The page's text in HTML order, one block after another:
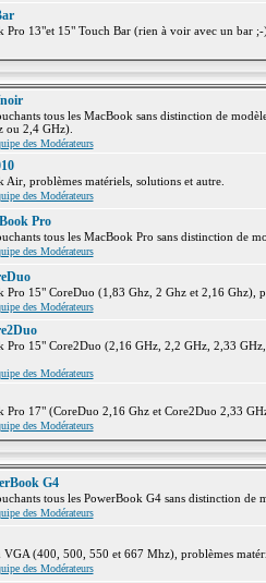
Pro 13"et 15" Touch Bar (rien à voir avec un bar
tous les MacBook sans distinction de
ou 2,4 GHz).
des Modérateurs
Air, problèmes matériels, solutions et autre.
des Modérateurs
Pro
tous les MacBook Pro sans distinction de
des Modérateurs
Pro 15" CoreDuo (1,83 Ghz, 2 Ghz et 2,16 Ghz),
des Modérateurs
Pro 15" Core2Duo (2,16 GHz, 2,2 GHz, 2,33
des Modérateurs
Pro 17" (CoreDuo 2,16 Ghz et Core2Duo 2,33
des Modérateurs
G4
tous les PowerBook G4 sans distinction de
des Modérateurs
(400, 500, 550 et 667 Mhz), problèmes
des Modérateurs